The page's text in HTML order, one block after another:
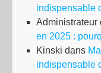
indispensable
Administrateur
en 2025 :
Kinski dans
indispensable